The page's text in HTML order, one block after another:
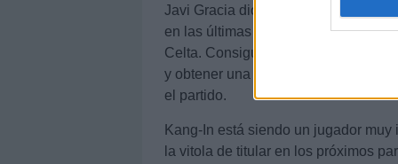
I want
Javi Gracia dio la titularidad al
en las últimas jornadas y éste
Celta. Consiguió 11 puntos tras
y obtener una nota 8.2 en
el partido.
Kang-In está siendo un jugador
la vitola de titular en los próximos